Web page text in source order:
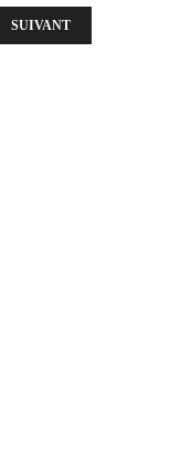
: RÉUNION DU 4
ARTICLE SUIVANT :
SUIVANT